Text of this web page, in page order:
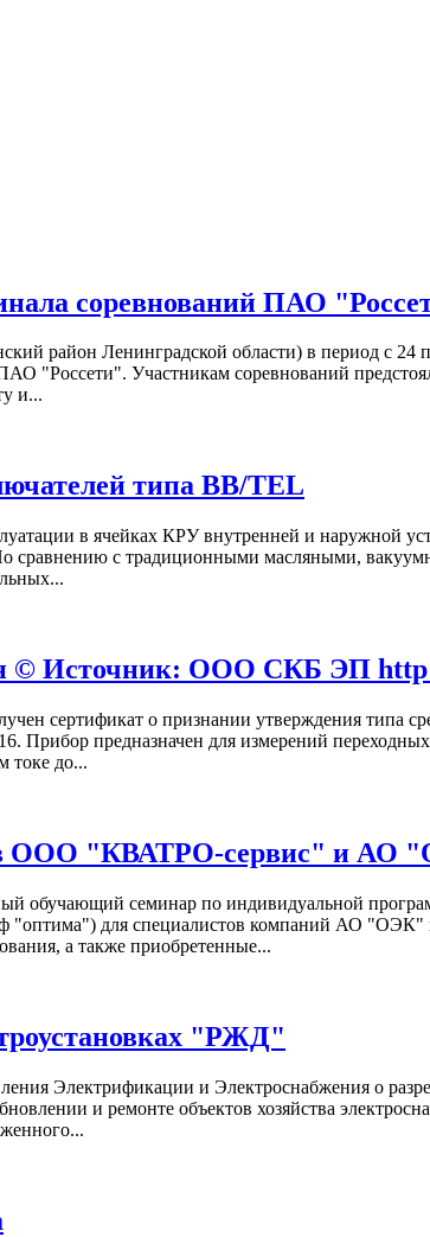
соревнований ПАО
район Ленинградской области) в период с 24
"Россети". Участникам соревнований
и...
типа BB/TEL
в ячейках КРУ внутренней и наружной
сравнению с традиционными масляными,
© Источник: ООО СКБ ЭП
сертификат о признании утверждения типа
предназначен для измерений переходных
токе до...
ООО "КВАТРО-сервис" и АО
обучающий семинар по индивидуальной
"оптима") для специалистов компаний АО
а также приобретенные...
"РЖД"
Электрификации и Электроснабжения о
и ремонте объектов хозяйства